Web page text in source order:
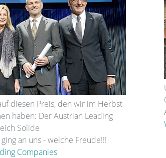
diesen Preis, den wir im Herbst
haben: Der Austrian Leading
Solide
an uns - welche Freude!!!
Companies